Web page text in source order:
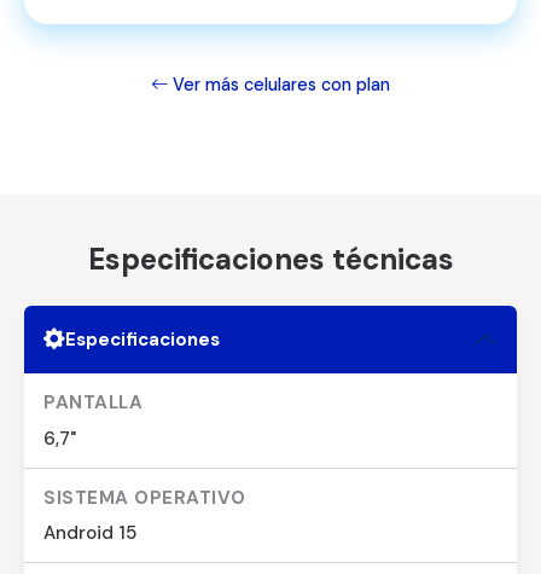
Ver más celulares con plan
Especificaciones técnicas
Especificaciones
PANTALLA
6,7"
SISTEMA OPERATIVO
Android 15